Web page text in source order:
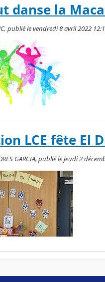
danse la
publié le vendredi 8 avril 2022
LCE fête El
GARCIA, publié le jeudi 2